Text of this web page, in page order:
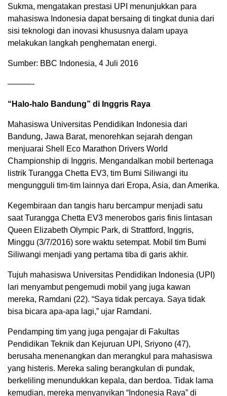
Sukma, mengatakan prestasi UPI menunjukkan para
mahasiswa Indonesia dapat bersaing di tingkat dunia dari
sisi teknologi dan inovasi khususnya dalam upaya
melakukan langkah penghematan energi.
Sumber: BBC Indonesia, 4 Juli 2016
———-
“Halo-halo Bandung” di Inggris Raya
Mahasiswa Universitas Pendidikan Indonesia dari
Bandung, Jawa Barat, menorehkan sejarah dengan
menjuarai Shell Eco Marathon Drivers World
Championship di Inggris. Mengandalkan mobil bertenaga
listrik Turangga Chetta EV3, tim Bumi Siliwangi itu
mengungguli tim-tim lainnya dari Eropa, Asia, dan Amerika.
Kegembiraan dan tangis haru bercampur menjadi satu
saat Turangga Chetta EV3 menerobos garis finis lintasan
Queen Elizabeth Olympic Park, di Strattford, Inggris,
Minggu (3/7/2016) sore waktu setempat. Mobil tim Bumi
Siliwangi menjadi yang pertama tiba di garis akhir.
Tujuh mahasiswa Universitas Pendidikan Indonesia (UPI)
lari menyambut pengemudi mobil yang juga kawan
mereka, Ramdani (22). “Saya tidak percaya. Saya tidak
bisa bicara apa-apa lagi,” ujar Ramdani.
Pendamping tim yang juga pengajar di Fakultas
Pendidikan Teknik dan Kejuruan UPI, Sriyono (47),
berusaha menenangkan dan merangkul para mahasiswa
yang histeris. Mereka saling berangkulan di pundak,
berkeliling menundukkan kepala, dan berdoa. Tidak lama
kemudian, mereka menyanyikan “Indonesia Raya” di